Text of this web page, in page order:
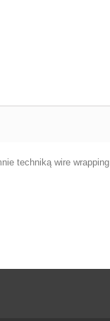
techniką wire